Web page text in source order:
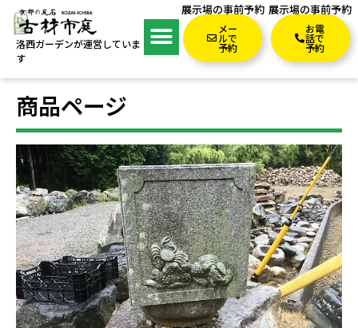
洛西ガーデンが運営していま
す
展示場の事前予約
メー
ルで
予約
展示場の事前予約
お電
話で
予約
商品ページ